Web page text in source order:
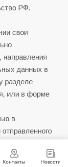
РФ.
свои
направления
данных в
разделе
или в форме
в
Контакты Новости